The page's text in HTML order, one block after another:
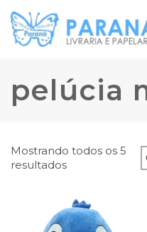
pelúcia
Mostrando todos os 5
resultados